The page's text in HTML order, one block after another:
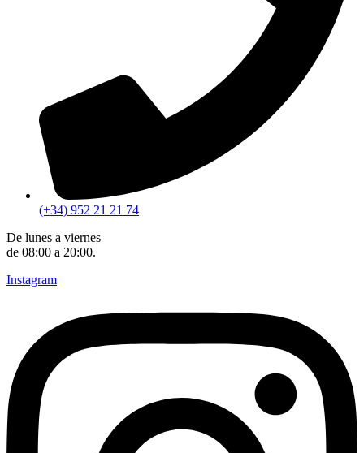
(+34) 952 21 21 74
De lunes a viernes
de 08:00 a 20:00.
Instagram